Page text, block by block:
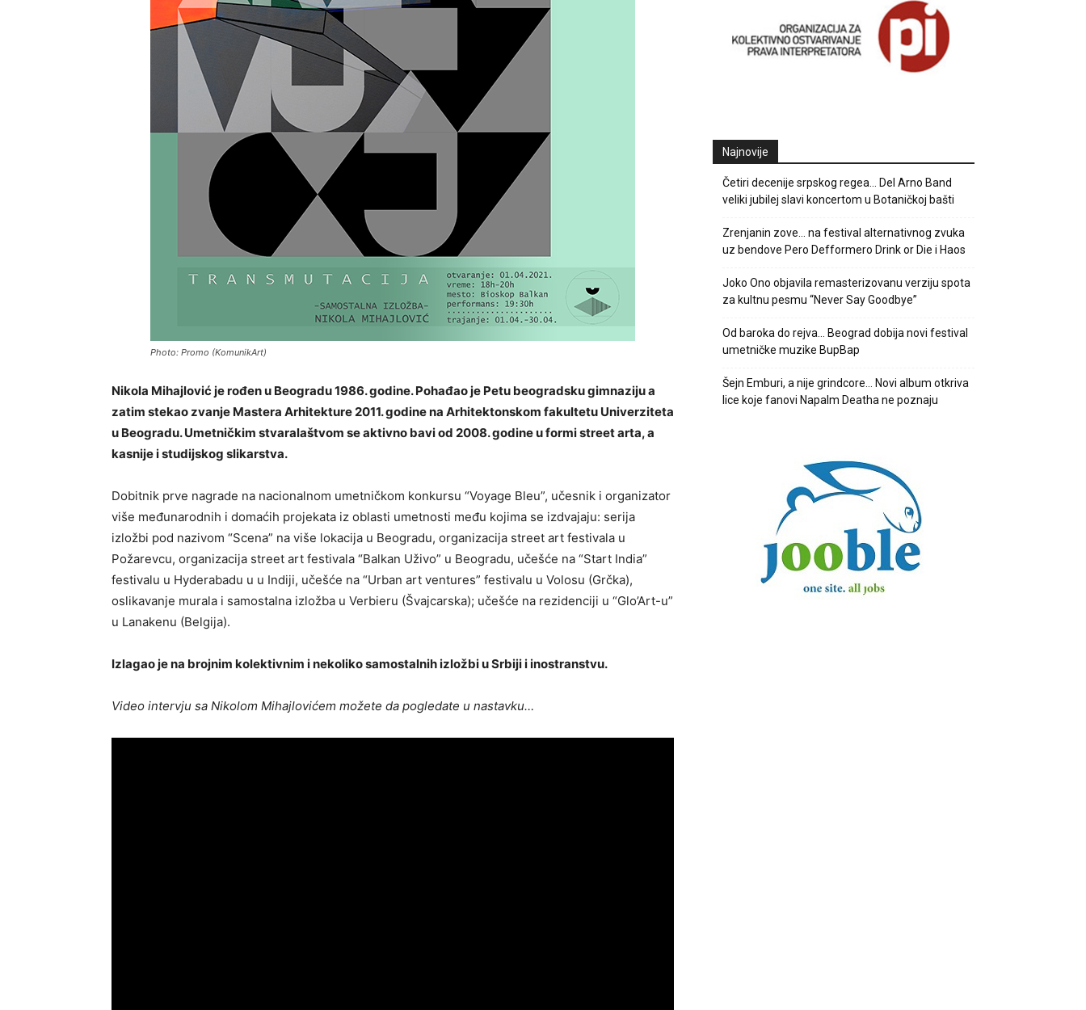
Photo: Promo (KomunikArt)
Nikola Mihajlović je rođen u Beogradu 1986. godine. Pohađao je Petu beogradsku gimnaziju a
zatim stekao zvanje Mastera Arhitekture 2011. godine na Arhitektonskom fakultetu Univerziteta
u Beogradu. Umetničkim stvaralaštvom se aktivno bavi od 2008. godine u formi street arta, a
kasnije i studijskog slikarstva.
Dobitnik prve nagrade na nacionalnom umetničkom konkursu “Voyage Bleu”, učesnik i organizator
više međunarodnih i domaćih projekata iz oblasti umetnosti među kojima se izdvajaju: serija
izložbi pod nazivom “Scena” na više lokacija u Beogradu, organizacija street art festivala u
Požarevcu, organizacija street art festivala “Balkan Uživo” u Beogradu, učešće na “Start India”
festivalu u Hyderabadu u u Indiji, učešće na “Urban art ventures” festivalu u Volosu (Grčka),
oslikavanje murala i samostalna izložba u Verbieru (Švajcarska); učešće na rezidenciji u “Glo’Art-u”
u Lanakenu (Belgija).
Izlagao je na brojnim kolektivnim i nekoliko samostalnih izložbi u Srbiji i inostranstvu.
Video intervju sa Nikolom Mihajlovićem možete da pogledate u nastavku…
Najnovije
Četiri decenije srpskog regea… Del Arno Band
veliki jubilej slavi koncertom u Botaničkoj bašti
Zrenjanin zove… na festival alternativnog zvuka
uz bendove Pero Defformero Drink or Die i Haos
Joko Ono objavila remasterizovanu verziju spota
za kultnu pesmu “Never Say Goodbye”
Od baroka do rejva… Beograd dobija novi festival
umetničke muzike BupBap
Šejn Emburi, a nije grindcore… Novi album otkriva
lice koje fanovi Napalm Deatha ne poznaju